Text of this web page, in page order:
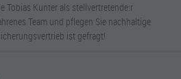
Tobias Kunter als stellvertretende:r
Team und pflegen Sie nachhaltige
ist gefragt!